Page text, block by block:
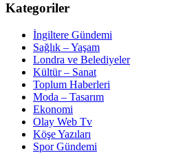
Kategoriler
İngiltere Gündemi
Sağlık – Yaşam
Londra ve Belediyeler
Kültür – Sanat
Toplum Haberleri
Moda – Tasarım
Ekonomi
Olay Web Tv
Köşe Yazıları
Spor Gündemi